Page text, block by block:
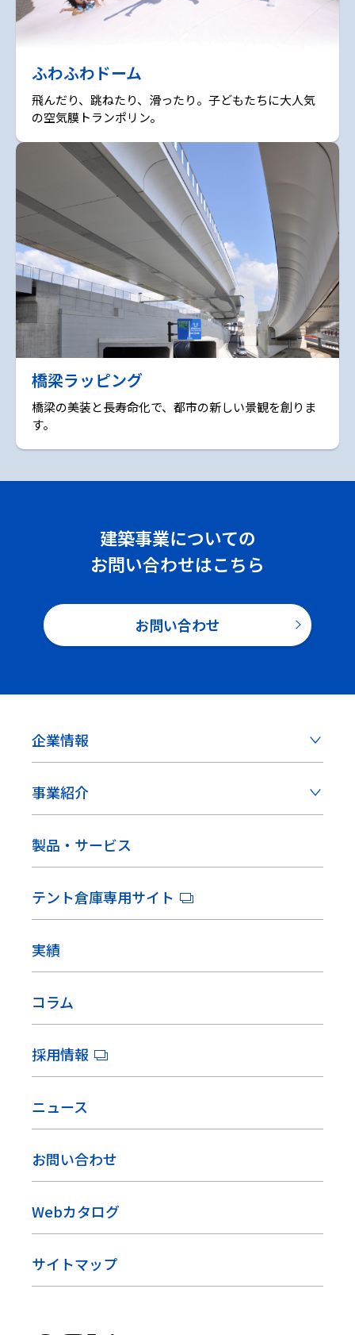
ふわふわドーム
飛んだり、跳ねたり、滑ったり。子どもたちに大人気
の空気膜トランポリン。
橋梁ラッピング
橋梁の美装と長寿命化で、都市の新しい景観を創りま
す。
建築事業についての
お問い合わせはこちら
お問い合わせ
企業情報
事業紹介
製品・サービス
テント倉庫専用サイト
実績
コラム
採用情報
ニュース
お問い合わせ
Webカタログ
サイトマップ